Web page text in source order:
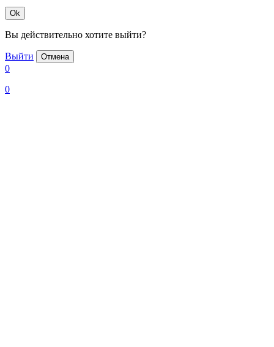
Ok
Вы действительно хотите выйти?
Выйти Отмена
0
0